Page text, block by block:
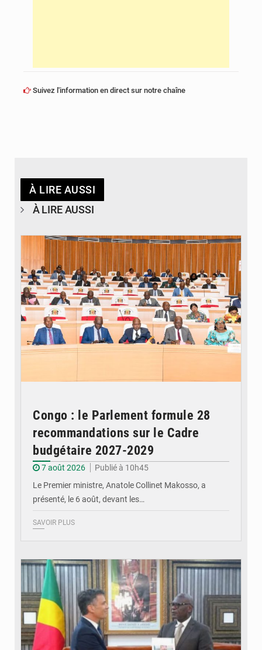
Suivez l'information en direct sur notre chaîne
À LIRE AUSSI
À LIRE AUSSI
Congo : le Parlement formule 28
recommandations sur le Cadre
budgétaire 2027-2029
7 août 2026
Publié à 10h45
Le Premier ministre, Anatole Collinet Makosso, a
présenté, le 6 août, devant les…
SAVOIR PLUS